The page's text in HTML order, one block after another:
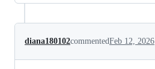
diana180102commentedFeb 12, 2026